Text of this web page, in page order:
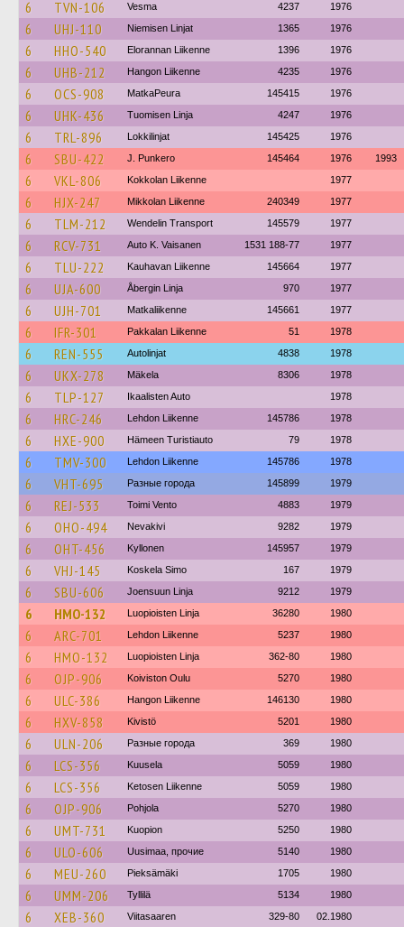
6 TVN-106 Vesma 4237 1976
6 UHJ-110 Niemisen Linjat 1365 1976
6 HHO-540 Elorannan Liikenne 1396 1976
6 UHB-212 Hangon Liikenne 4235 1976
6 OCS-908 MatkaPeura 145415 1976
6 UHK-436 Tuomisen Linja 4247 1976
6 TRL-896 Lokkilinjat 145425 1976
6 SBU-422 J. Punkero 145464 1976 1993
6 VKL-806 Kokkolan Liikenne 1977
6 HJX-247 Mikkolan Liikenne 240349 1977
6 TLM-212 Wendelin Transport 145579 1977
6 RCV-731 Auto K. Vaisanen 1531 188-77 1977
6 TLU-222 Kauhavan Liikenne 145664 1977
6 UJA-600 Åbergin Linja 970 1977
6 UJH-701 Matkaliikenne 145661 1977
6 IFR-301 Pakkalan Liikenne 51 1978
6 REN-555 Autolinjat 4838 1978
6 UKX-278 Mäkela 8306 1978
6 TLP-127 Ikaalisten Auto 1978
6 HRC-246 Lehdon Liikenne 145786 1978
6 HXE-900 Hämeen Turistiauto 79 1978
6 TMV-300 Lehdon Liikenne 145786 1978
6 VHT-695 Разные города 145899 1979
6 REJ-533 Toimi Vento 4883 1979
6 OHO-494 Nevakivi 9282 1979
6 OHT-456 Kyllonen 145957 1979
6 VHJ-145 Koskela Simo 167 1979
6 SBU-606 Joensuun Linja 9212 1979
6 HMO-132 Luopioisten Linja 36280 1980
6 ARC-701 Lehdon Liikenne 5237 1980
6 HMO-132 Luopioisten Linja 362-80 1980
6 OJP-906 Koiviston Oulu 5270 1980
6 ULC-386 Hangon Liikenne 146130 1980
6 HXV-858 Kivistö 5201 1980
6 ULN-206 Разные города 369 1980
6 LCS-356 Kuusela 5059 1980
6 LCS-356 Ketosen Liikenne 5059 1980
6 OJP-906 Pohjola 5270 1980
6 UMT-731 Kuopion 5250 1980
6 ULO-606 Uusimaa, прочие 5140 1980
6 MEU-260 Pieksämäki 1705 1980
6 UMM-206 Tyllilä 5134 1980
6 XEB-360 Viitasaaren 329-80 02.1980